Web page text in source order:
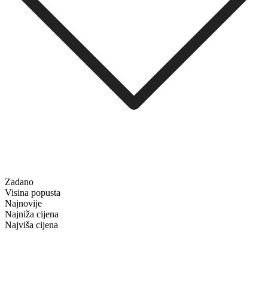
Zadano
Visina popusta
Najnovije
Najniža cijena
Najviša cijena